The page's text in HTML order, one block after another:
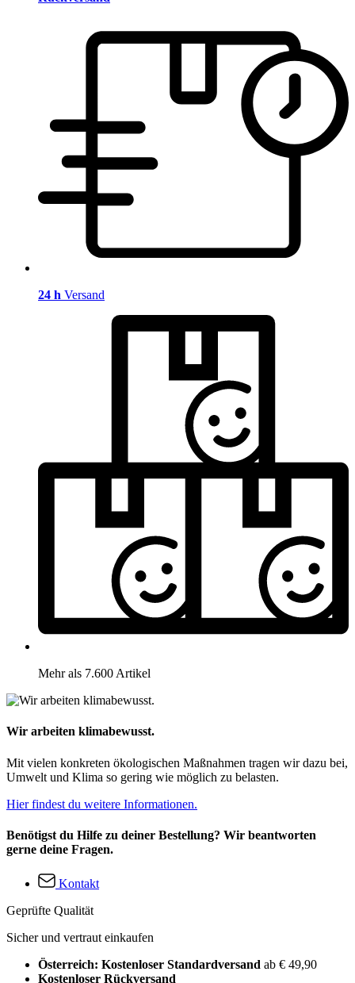
24 h Versand
Mehr als 7.600 Artikel
Wir arbeiten klimabewusst.
Mit vielen konkreten ökologischen Maßnahmen tragen wir dazu bei,
Umwelt und Klima so gering wie möglich zu belasten.
Hier findest du weitere Informationen.
Benötigst du Hilfe zu deiner Bestellung? Wir beantworten
gerne deine Fragen.
Kontakt
Geprüfte Qualität
Sicher und vertraut einkaufen
Österreich: Kostenloser Standardversand ab € 49,90
Kostenloser Rückversand